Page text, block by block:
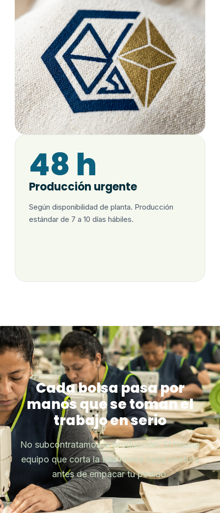
48 h
Producción urgente
Según disponibilidad de planta. Producción
estándar de 7 a 10 días hábiles.
Cada bolsa pasa por
manos que se toman el
trabajo en serio
No subcontratamos la producción. El mismo
equipo que corta la tela revisa cada costura
antes de empacar tu pedido.